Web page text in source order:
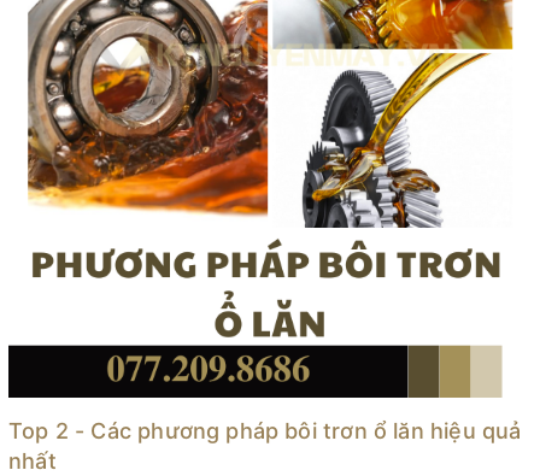
Top 2 - Các phương pháp bôi trơn ổ lăn hiệu quả
nhất